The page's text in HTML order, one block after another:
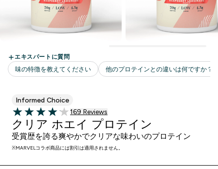
Informed Choice
4.09 out of 5 stars
169 ＋件の口コミ
169 Reviews
クリア ホエイ プロテイン
受賞歴を誇る爽やかでクリアな味わいのプロテイン
※MARVELコラボ商品には割引は適用されません。